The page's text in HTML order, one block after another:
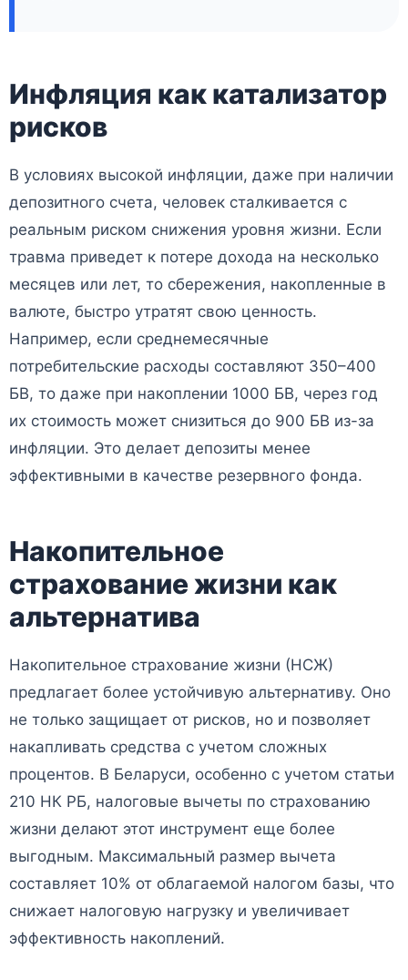
Инфляция как катализатор
рисков
В условиях высокой инфляции, даже при наличии
депозитного счета, человек сталкивается с
реальным риском снижения уровня жизни. Если
травма приведет к потере дохода на несколько
месяцев или лет, то сбережения, накопленные в
валюте, быстро утратят свою ценность.
Например, если среднемесячные
потребительские расходы составляют 350–400
БВ, то даже при накоплении 1000 БВ, через год
их стоимость может снизиться до 900 БВ из-за
инфляции. Это делает депозиты менее
эффективными в качестве резервного фонда.
Накопительное
страхование жизни как
альтернатива
Накопительное страхование жизни (НСЖ)
предлагает более устойчивую альтернативу. Оно
не только защищает от рисков, но и позволяет
накапливать средства с учетом сложных
процентов. В Беларуси, особенно с учетом статьи
210 НК РБ, налоговые вычеты по страхованию
жизни делают этот инструмент еще более
выгодным. Максимальный размер вычета
составляет 10% от облагаемой налогом базы, что
снижает налоговую нагрузку и увеличивает
эффективность накоплений.